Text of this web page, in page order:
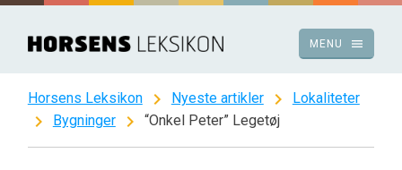
Spring
indhold
menu
MENU
Horsens Leksikon chevron_right Nyeste artikler chevron_right Lokaliteter
chevron_right Bygninger chevron_right “Onkel Peter” Legetøj